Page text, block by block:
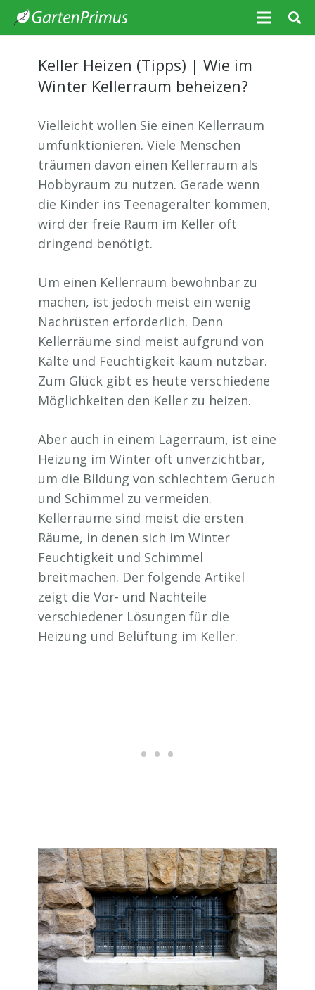
Keller Heizen (Tipps) | Wie im
Winter Kellerraum beheizen?
Vielleicht wollen Sie einen Kellerraum
umfunktionieren. Viele Menschen
träumen davon einen Kellerraum als
Hobbyraum zu nutzen. Gerade wenn
die Kinder ins Teenageralter kommen,
wird der freie Raum im Keller oft
dringend benötigt.
Um einen Kellerraum bewohnbar zu
machen, ist jedoch meist ein wenig
Nachrüsten erforderlich. Denn
Kellerräume sind meist aufgrund von
Kälte und Feuchtigkeit kaum nutzbar.
Zum Glück gibt es heute verschiedene
Möglichkeiten den Keller zu heizen.
Aber auch in einem Lagerraum, ist eine
Heizung im Winter oft unverzichtbar,
um die Bildung von schlechtem Geruch
und Schimmel zu vermeiden.
Kellerräume sind meist die ersten
Räume, in denen sich im Winter
Feuchtigkeit und Schimmel
breitmachen. Der folgende Artikel
zeigt die Vor- und Nachteile
verschiedener Lösungen für die
Heizung und Belüftung im Keller.